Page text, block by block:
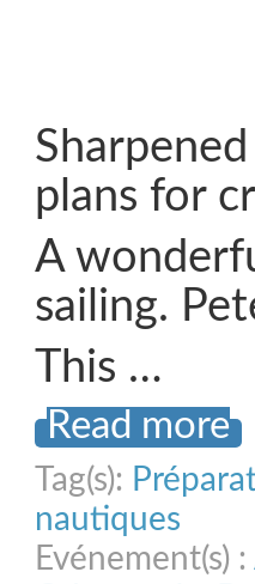
plans for
A
sailing.
This …
Read more
Tag(s):
nautiques
Evénement(s) :